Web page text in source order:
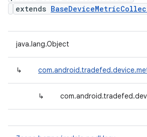
extends
java.lang.Object
↳
↳